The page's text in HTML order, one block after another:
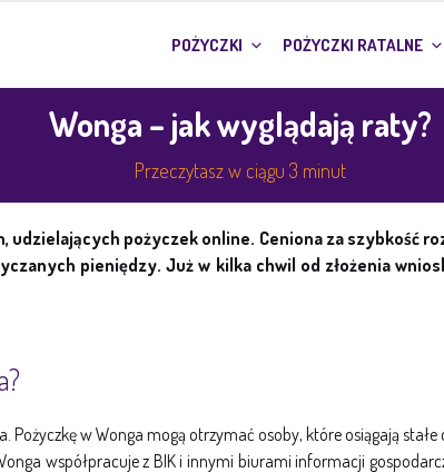
POŻYCZKI POŻYCZKI RATALNE
Wonga – jak wyglądają raty?
Przeczytasz w ciągu 3 minut
pożyczek online. Ceniona za szybkość
pieniędzy. Już w kilka chwil od złożenia
Pożyczkę w Wonga mogą otrzymać osoby, które osiągają
współpracuje z BIK i innymi biurami informacji